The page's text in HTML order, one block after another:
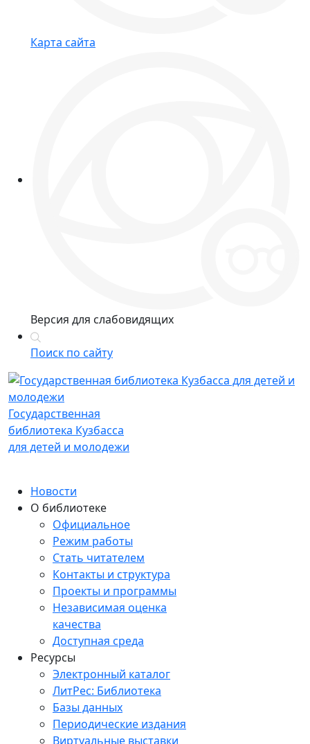
Карта сайта
Версия для слабовидящих
Поиск по сайту
Государственная
библиотека Кузбасса
для детей и молодежи
Новости
О библиотеке
Официальное
Режим работы
Стать читателем
Контакты и структура
Проекты и программы
Независимая оценка
качества
Доступная среда
Ресурсы
Электронный каталог
ЛитРес: Библиотека
Базы данных
Периодические издания
Виртуальные выставки